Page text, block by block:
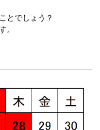
とでしょう？
。